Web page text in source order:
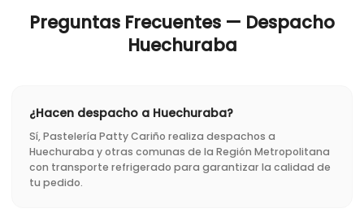
Preguntas Frecuentes — Despacho
Huechuraba
¿Hacen despacho a Huechuraba?
Sí, Pastelería Patty Cariño realiza despachos a
Huechuraba y otras comunas de la Región Metropolitana
con transporte refrigerado para garantizar la calidad de
tu pedido.